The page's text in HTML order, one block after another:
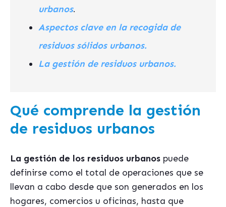
urbanos.
Aspectos clave en la recogida de
residuos sólidos urbanos.
La gestión de residuos urbanos.
Qué comprende la gestión
de residuos urbanos
La gestión de los residuos urbanos puede
definirse como el total de operaciones que se
llevan a cabo desde que son generados en los
hogares, comercios u oficinas, hasta que